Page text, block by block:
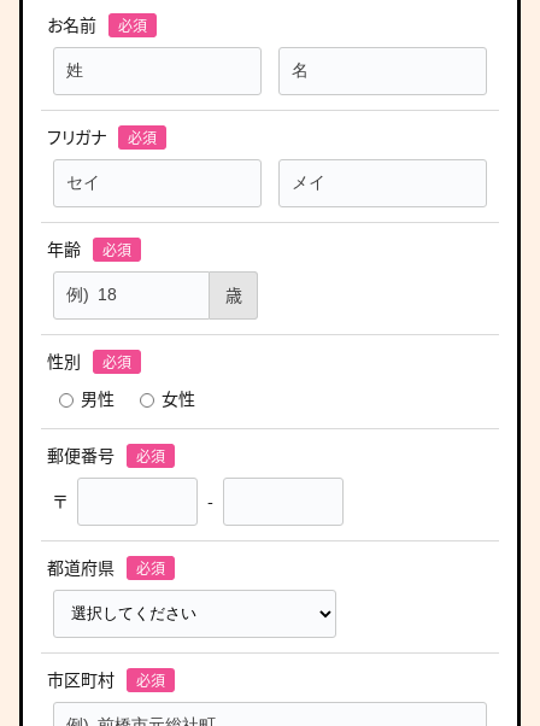
お名前
フリガナ
年齢
歳
性別
男性
女性
郵便番号
〒
-
都道府県
市区町村